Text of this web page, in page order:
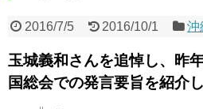
2016/7/5 2016/10/1 沖
玉城義和さんを追悼し、昨
国総会での発言要旨を紹介し